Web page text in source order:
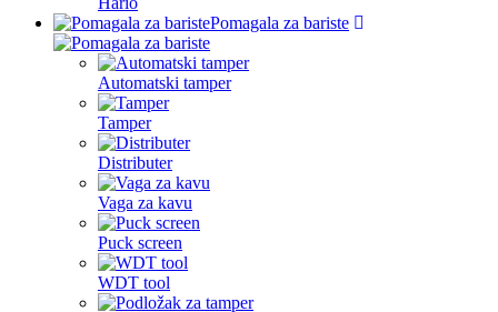
Pomagala za bariste
Automatski tamper
Tamper
Distributer
Vaga za kavu
Puck screen
WDT tool